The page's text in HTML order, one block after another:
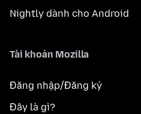
Nightly dành cho Android
Tài khoản Mozilla
Đăng nhập/Đăng ký
Đây là gì?